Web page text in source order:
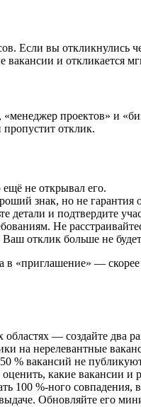
Если вы откликнулись
и откликается
проектов» и
пропустит отклик.
не открывал его.
знак, но не гарантия
детали и подтвердите
Не
отклик больше не
в «приглашение» —
— создайте два
на нерелевантные
% вакансий не
какие вакансии и
100 %-ного
Обновляйте его